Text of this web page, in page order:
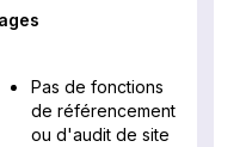
Pas de fonctions
de référencement
ou d'audit de site